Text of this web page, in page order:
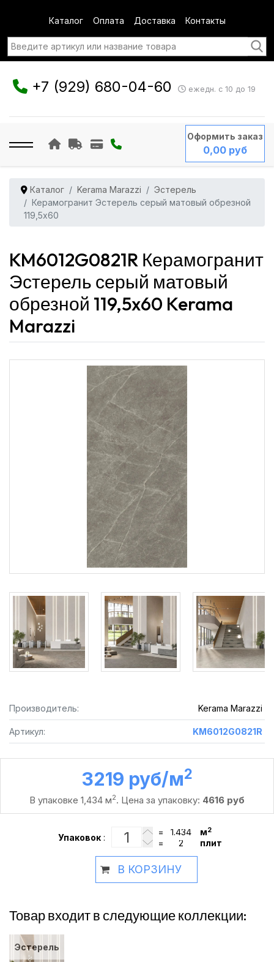
Каталог Оплата Доставка Контакты
+7 (929) 680-04-60 ежедн. с 10 до 19
Оформить заказ
0,00 руб
Каталог Kerama Marazzi
Эстерель
Керамогранит Эстерель серый матовый обрезной
119,5x60
KM6012G0821R Керамогранит
Эстерель серый матовый
обрезной 119,5x60 Kerama
Marazzi
Производитель: Kerama Marazzi
Артикул: KM6012G0821R
3219 руб /м2
В упаковке 1,434 м2. Цена за упаковку: 4616 руб
Упаковок :
= м2
= плит
В КОРЗИНУ
Товар входит в следующие коллекции:
Эстерель